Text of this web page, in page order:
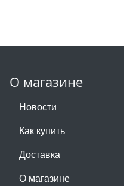
О магазине
Новости
Как купить
Доставка
О магазине